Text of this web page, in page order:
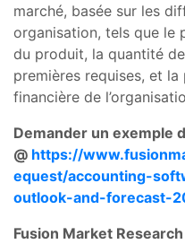
marché, basée sur les
organisation, tels que le
du produit, la quantité
premières requises, et
financière de
Demander un exemple
@ https://
equest/accounting-
outlook-and-forecast-
Fusion Market